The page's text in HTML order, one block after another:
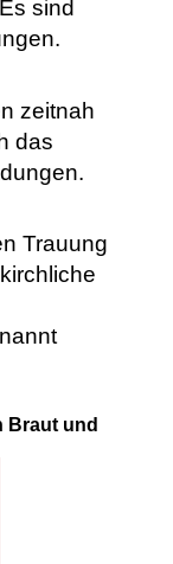
sind
zeitnah
das
Trauung
Braut und